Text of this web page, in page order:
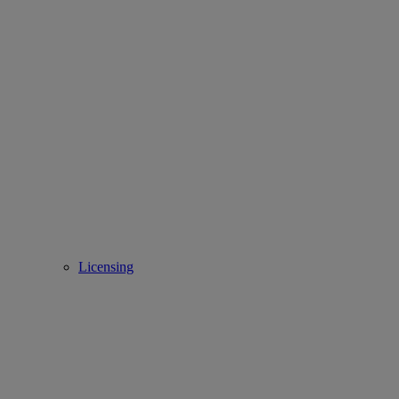
Licensing